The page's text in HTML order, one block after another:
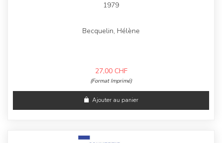
1979
Becquelin, Hélène
27,00 CHF
(Format Imprimé)
Ajouter au panier